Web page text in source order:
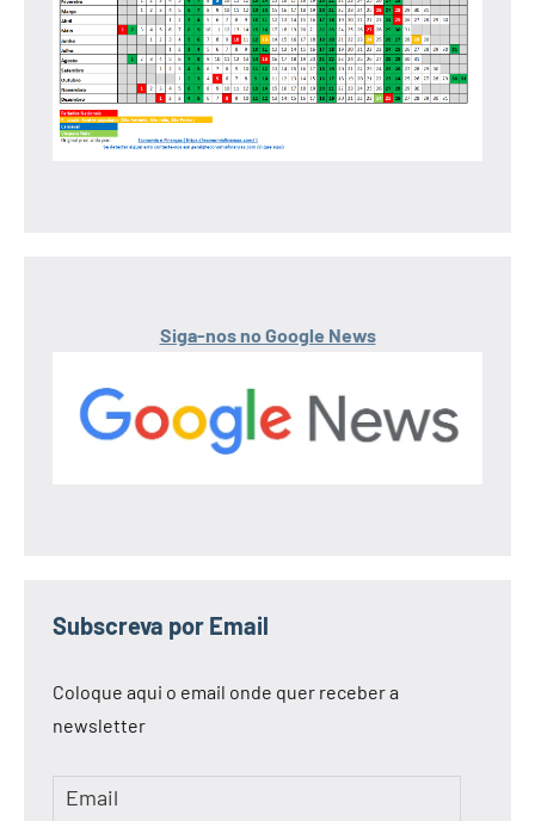
Siga-nos no Google News
Subscreva por Email
Coloque aqui o email onde quer receber a
newsletter
Email